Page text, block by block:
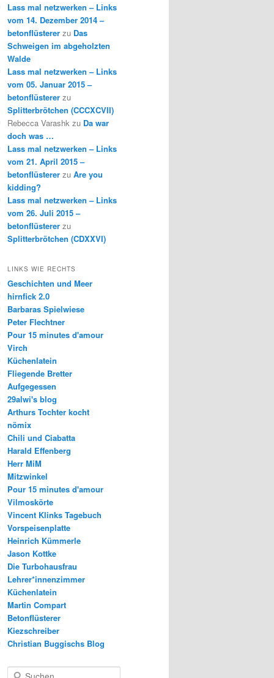
Lass mal netzwerken – Links
vom 14. Dezember 2014 –
betonflüsterer zu Das
Schweigen im abgeholzten
Walde
Lass mal netzwerken – Links
vom 05. Januar 2015 –
betonflüsterer zu
Splitterbrötchen (CCCXCVII)
Rebecca Varashk zu Da war
doch was …
Lass mal netzwerken – Links
vom 21. April 2015 –
betonflüsterer zu Are you
kidding?
Lass mal netzwerken – Links
vom 26. Juli 2015 –
betonflüsterer zu
Splitterbrötchen (CDXXVI)
LINKS WIE RECHTS
Geschichten und Meer
hirnfick 2.0
Barbaras Spielwiese
Peter Flechtner
Pour 15 minutes d'amour
Virch
Küchenlatein
Fliegende Bretter
Aufgegessen
29alwi's blog
Arthurs Tochter kocht
nömix
Chili und Ciabatta
Harald Effenberg
Herr MiM
Mitzwinkel
Pour 15 minutes d'amour
Vilmoskörte
Vincent Klinks Tagebuch
Vorspeisenplatte
Heinrich Kümmerle
Jason Kottke
Die Turbohausfrau
Lehrer*innenzimmer
Küchenlatein
Martin Compart
Betonflüsterer
Kiezschreiber
Christian Buggischs Blog